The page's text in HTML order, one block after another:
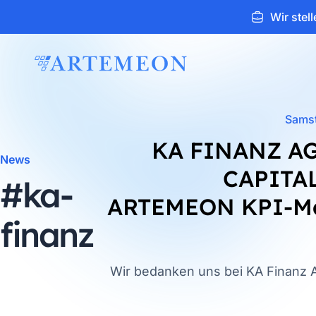
Wir
ARTEMEON
News
#ka-
finanz
KA FINANZ
ARTEMEON KPI-
Wir bedanken uns bei KA Finanz